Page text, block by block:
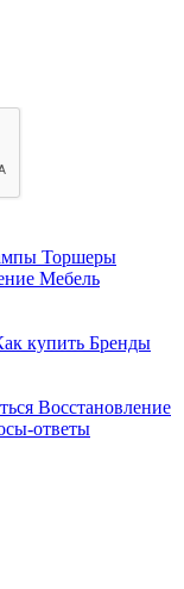
Торшеры
Мебель
купить Бренды
Восстановление
ответы